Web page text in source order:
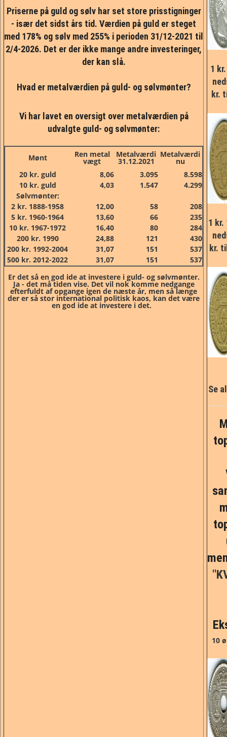
Priserne på guld og sølv har set store prisstigninger
- især det sidst års tid. Værdien på guld er steget
med 178% og sølv med 255% i perioden 31/12-2021 til
2/4-2026. Det er der ikke mange andre investeringer,
der kan slå.
Hvad er metalværdien på guld- og sølvmønter?
Vi har lavet en oversigt over metalværdien på
udvalgte guld- og sølvmønter:
Mønt Ren metal
vægt
Metalværdi
31.12.2021
Metalværdi
nu
20 kr. guld
8,06 3.095
8.598
10 kr. guld
4,03 1.547
4.299
Sølvmønter:
2 kr. 1888-1958
12,00 58
208
5 kr. 1960-1964
13,60 66
235
10 kr. 1967-1972
16,40 80
284
200 kr. 1990
24,88 121
430
200 kr. 1992-2004
31,07 151
537
500 kr. 2012-2022
31,07 151
537
Er det så en god ide at investere i guld- og sølvmønter.
Ja - det må tiden vise. Det vil nok komme nedgange
efterfuldt af opgange igen de næste år, men så længe
der er så stor international politisk kaos, kan det være
en god ide at investere i det.
1
kr.
1 kr.
kr.
Se
10